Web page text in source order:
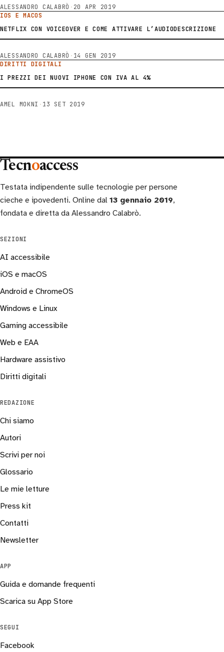
ALESSANDRO CALABRÒ · 20 APR 2019
IOS E MACOS
NETFLIX CON VOICEOVER E COME ATTIVARE L’AUDIODESCRIZIONE
ALESSANDRO CALABRÒ · 14 GEN 2019
DIRITTI DIGITALI
I PREZZI DEI NUOVI IPHONE CON IVA AL 4%
AMEL MOKNI · 13 SET 2019
Tecnoaccess
Testata indipendente sulle tecnologie per persone
cieche e ipovedenti. Online dal 13 gennaio 2019,
fondata e diretta da Alessandro Calabrò.
SEZIONI
AI accessibile
iOS e macOS
Android e ChromeOS
Windows e Linux
Gaming accessibile
Web e EAA
Hardware assistivo
Diritti digitali
REDAZIONE
Chi siamo
Autori
Scrivi per noi
Glossario
Le mie letture
Press kit
Contatti
Newsletter
APP
Guida e domande frequenti
Scarica su App Store
SEGUI
Facebook